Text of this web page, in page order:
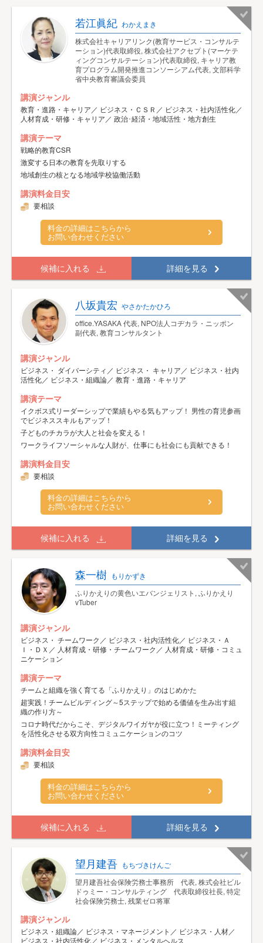
若江眞紀 わかえまき
株式会社キャリアリンク(教育サービス・コンサルテ
ーション)代表取締役, 株式会社アクセプト(マーケテ
ィングコンサルテーション)代表取締役, キャリア教
育プログラム開発推進コンソーシアム代表, 文部科学
省中央教育審議会委員
講演ジャンル
教育・進路・キャリア／ ビジネス・ＣＳＲ／ ビジネス・社内活性化／
人材育成・研修・キャリア／ 政治･経済・地域活性・地方創生
講演テーマ
戦略的教育CSR
激変する日本の教育を先取りする
地域創生の核となる地域学校協働活動
講演料金目安
要相談
料金の詳細はこちらから
お問い合わせください
候補に入れる 詳細を見る
八坂貴宏 やさかたかひろ
office.YASAKA 代表, NPO法人コヂカラ・ニッポン
副代表, 教育コンサルタント
講演ジャンル
ビジネス・ ダイバーシティ／ ビジネス・ キャリア／ ビジネス・社内
活性化／ ビジネス・組織論／ 教育・進路・キャリア
講演テーマ
イクボス式リーダーシップで業績もやる気もアップ！ 男性の育児参画
でビジネススキルもアップ！
子どものチカラが大人と社会を変える！
ワークライフソーシャルな人財が、仕事にも社会にも貢献できる！
講演料金目安
要相談
料金の詳細はこちらから
お問い合わせください
候補に入れる 詳細を見る
森一樹 もりかずき
ふりかえりの黄色いエバンジェリスト, ふりかえり
vTuber
講演ジャンル
ビジネス・ チームワーク／ ビジネス・社内活性化／ ビジネス・Ａ
Ｉ・ＤＸ／ 人材育成・研修・チームワーク／ 人材育成・研修・コミュ
ニケーション
講演テーマ
チームと組織を強く育てる「ふりかえり」のはじめかた
超実践！チームビルディング～5ステップで始める価値を生み出す組
織の作り方～
コロナ時代だからこそ、デジタルワイガヤが役に立つ！ミーティング
を活性化させる双方向性コミュニケーションのコツ
講演料金目安
要相談
料金の詳細はこちらから
お問い合わせください
候補に入れる 詳細を見る
望月建吾 もちづきけんご
望月建吾社会保険労務士事務所 代表, 株式会社ビル
ドゥミー・コンサルティング 代表取締役社長, 特定
社会保険労務士, 残業ゼロ将軍
講演ジャンル
ビジネス・組織論／ ビジネス・マネージメント／ ビジネス・人材／
ビジネス・社内活性化／ ビジネス・メンタルヘルス